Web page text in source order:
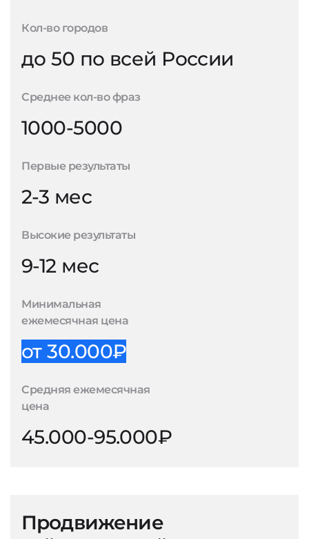
Кол-во городов
до 50 по всей России
Среднее кол-во фраз
1000-5000
Первые результаты
2-3 мес
Высокие результаты
9-12 мес
Минимальная
ежемесячная цена
от 30.000₽
Средняя ежемесячная
цена
45.000-95.000₽
Продвижение